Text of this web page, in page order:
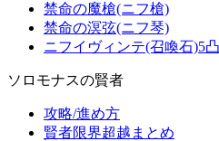
禁命の魔槍(ニフ槍)
禁命の溟弦(ニフ琴)
ニフイヴィンテ(召喚石)5凸
ソロモナスの賢者
攻略/進め方
賢者限界超越まとめ